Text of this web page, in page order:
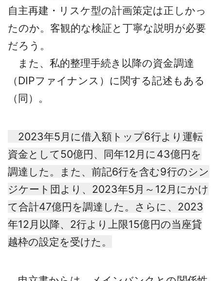
自主再建・リスケ型の計画策定は正しかっ
たのか。客観的な検証と丁寧な説明が必要
だろう。
また、私的整理手続き以降の資金調達
（DIPファイナンス）に関する記述もある
（同）。
2023年5月に借入額トップ6行より運転
資金として50億円、同年12月に43億円を
調達した。また、前記6行を含む9行のシン
ジケート団より、2023年5月～12月にかけ
て合計47億円を調達した。さらに、2023
年12月以降、2行より上限15億円の当座貸
越枠の設定を受けた。